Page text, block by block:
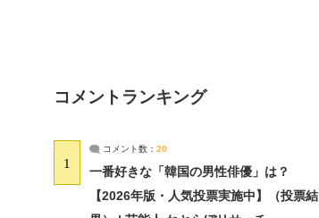
コメントランキング
1
コメント数： 20
一番好きな「韓国の男性俳優」は？
【2026年版・人気投票実施中】（投票結